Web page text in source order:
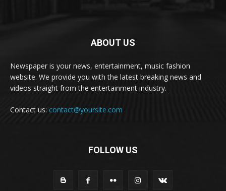
ABOUT US
Newspaper is your news, entertainment, music fashion
website. We provide you with the latest breaking news and
videos straight from the entertainment industry.
Contact us: contact@yoursite.com
FOLLOW US